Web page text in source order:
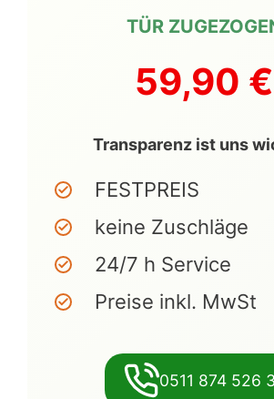
TÜR
59,90 €
Transparenz ist uns
FESTPREIS
keine Zuschläge
24/7 h Service
Preise inkl. MwSt
0511 874 526